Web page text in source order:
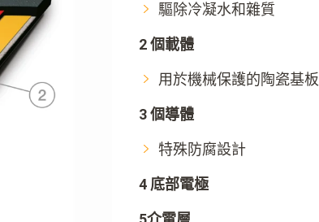
驅除冷凝水和雜質
2 個載體
用於機械保護的陶瓷基板
3 個導體
特殊防腐設計
4 底部電極